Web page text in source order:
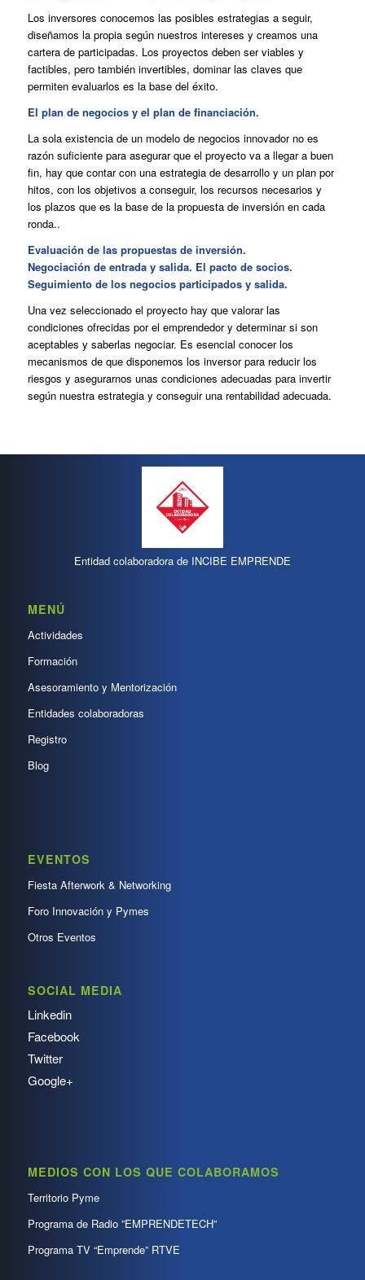
Los inversores conocemos las posibles estrategias a seguir,
diseñamos la propia según nuestros intereses y creamos una
cartera de participadas. Los proyectos deben ser viables y
factibles, pero también invertibles, dominar las claves que
permiten evaluarlos es la base del éxito.
El plan de negocios y el plan de financiación.
La sola existencia de un modelo de negocios innovador no es
razón suficiente para asegurar que el proyecto va a llegar a buen
fin, hay que contar con una estrategia de desarrollo y un plan por
hitos, con los objetivos a conseguir, los recursos necesarios y
los plazos que es la base de la propuesta de inversión en cada
ronda..
Evaluación de las propuestas de inversión.
Negociación de entrada y salida. El pacto de socios.
Seguimiento de los negocios participados y salida.
Una vez seleccionado el proyecto hay que valorar las
condiciones ofrecidas por el emprendedor y determinar si son
aceptables y saberlas negociar. Es esencial conocer los
mecanismos de que disponemos los inversor para reducir los
riesgos y asegurarnos unas condiciones adecuadas para invertir
según nuestra estrategia y conseguir una rentabilidad adecuada.
Entidad colaboradora de INCIBE EMPRENDE
MENÚ
Actividades
Formación
Asesoramiento y Mentorización
Entidades colaboradoras
Registro
Blog
EVENTOS
Fiesta Afterwork & Networking
Foro Innovación y Pymes
Otros Eventos
SOCIAL MEDIA
Linkedin
Facebook
Twitter
Google+
MEDIOS CON LOS QUE COLABORAMOS
Territorio Pyme
Programa de Radio ”EMPRENDETECH”
Programa TV “Emprende” RTVE